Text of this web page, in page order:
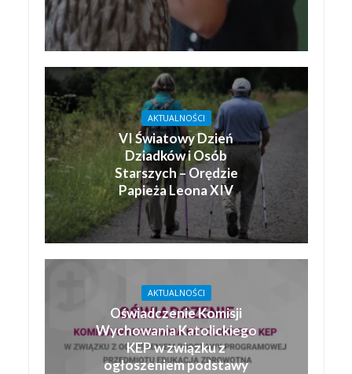
AKTUALNOŚCI
VI Światowy Dzień
Dziadków i Osób
Starszych – Orędzie
Papieża Leona XIV
AKTUALNOŚCI
Oświadczenie Komisji
Wychowania Katolickiego
KEP w związku z
ogłoszeniem podstawy